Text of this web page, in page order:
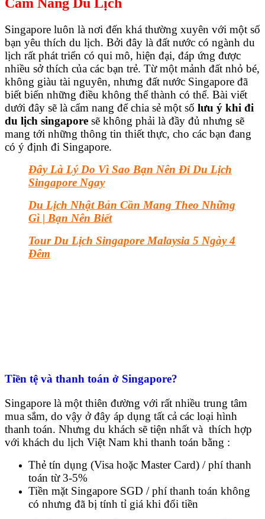
Cẩm Nang Du Lịch
Singapore luôn là nơi đến khá thường xuyên với một số
bạn yêu thích du lịch. Bởi đây là đất nước có ngành du
lịch rất phát triển có qui mô, hiện đại, đáp ứng được
nhiều sở thích của các bạn trẻ. Từ một mảnh đất nhỏ bé,
không giàu tài nguyên, nhưng đất nước Singapore đã
biết biến những điều không thể thành có thể. Bài viết
dưới đây sẽ là cẩm nang để chia sẻ một số lưu ý khi đi
du lịch singapore sẽ không phải là đầy đủ nhưng sẽ
mang tới những thông tin thiết thực, cho các bạn đang
có ý định đi Singapore.
Đây Là Lý Do Vì Sao Bạn Nên Đi Du Lịch
Singapore Ngay
Du Lịch Nhật Bản Cần Mang Theo Những
Gì | Bạn Nên Biết
Tour Du Lịch Singapore Malaysia 5 Ngày 4
Đêm
Tiền tệ và thanh toán ở Singapore?
Singapore là một thiên đường với rất nhiều trung tâm
mua sắm, do vậy ở đây áp dụng tất cả các loại hình
thanh toán. Nhưng du khách sẽ tiện nhất và thích hợp
với khách du lịch Việt Nam khi thanh toán bằng :
Thẻ tín dụng (Visa hoặc Master Card) / phí thanh
toán từ 3-5%
Tiền mặt Singapore SGD / phí thanh toán không
có nhưng đã bị tính tỉ giá khi đổi tiền